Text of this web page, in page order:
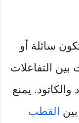
سائلة أو
بين التفاعلات
والكاثود. يمنع
القطب